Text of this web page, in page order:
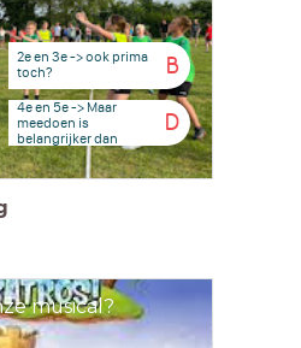
B
2e en 3e -> ook prima
toch?
D
4e en 5e -> Maar
meedoen is
belangrijker dan
winnen!
musical?